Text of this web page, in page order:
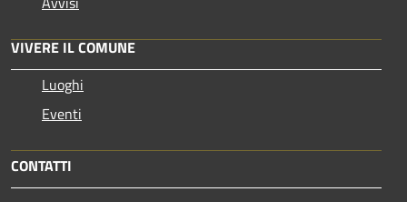
VIVERE IL COMUNE
Luoghi
Eventi
CONTATTI